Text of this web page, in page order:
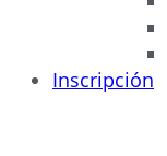
Inscripción